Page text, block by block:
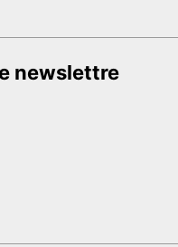
newslettre